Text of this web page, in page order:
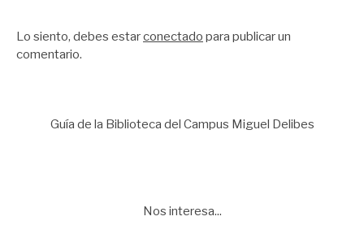
Lo siento, debes estarconectado para publicar un
comentario.
Guía de la Biblioteca del Campus Miguel Delibes
Nos interesa...